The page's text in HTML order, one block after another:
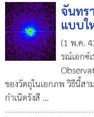
จันทร
แบบ
(1 พ.ค.
รณ์เอกซ์
ของวัตถุในเอกภพ วิธีนี้ส
กำเนิดรังสี ...